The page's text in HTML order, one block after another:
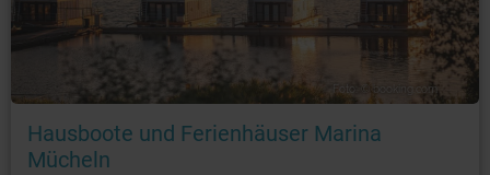
Foto: © booking.com
Hausboote und Ferienhäuser Marina
Mücheln